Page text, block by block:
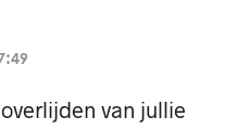
van jullie